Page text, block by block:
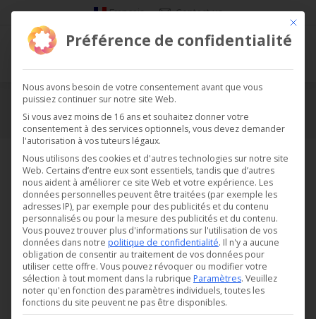
Français Contact us
Migros Gradelle
Vous êtes ici :
Ce
Préférence de confidentialité
Nous avons besoin de votre consentement avant que vous
puissiez continuer sur notre site Web.
Si vous avez moins de 16 ans et souhaitez donner votre
consentement à des services optionnels, vous devez demander
l'autorisation à vos tuteurs légaux.
Nous utilisons des cookies et d'autres technologies sur notre site
Web. Certains d’entre eux sont essentiels, tandis que d’autres
nous aident à améliorer ce site Web et votre expérience. Les
données personnelles peuvent être traitées (par exemple les
adresses IP), par exemple pour des publicités et du contenu
personnalisés ou pour la mesure des publicités et du contenu.
Vous pouvez trouver plus d'informations sur l'utilisation de vos
données dans notre politique de confidentialité. Il n'y a aucune
obligation de consentir au traitement de vos données pour
utiliser cette offre. Vous pouvez révoquer ou modifier votre
sélection à tout moment dans la rubrique Paramètres. Veuillez
noter qu'en fonction des paramètres individuels, toutes les
fonctions du site peuvent ne pas être disponibles.